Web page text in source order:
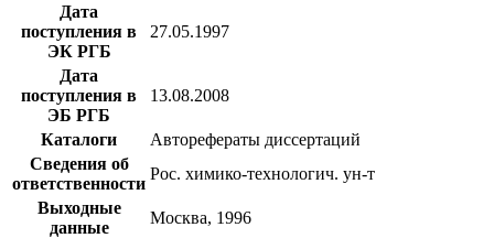
Дата
поступления в
ЭК РГБ
27.05.1997
Дата
поступления в
ЭБ РГБ
13.08.2008
Каталоги
Авторефераты диссертаций
Сведения об
ответственности
Рос. химико-технологич. ун-т
Выходные
данные
Москва, 1996